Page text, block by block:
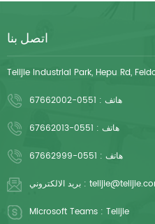
اتصل بنا
Telijie Industrial Park, Hepu Rd,
هاتف : 0551-67662002
هاتف : 0551-67662013
هاتف : 0551-67662999
بريد الالكتروني :
Microsoft Teams : Telijie